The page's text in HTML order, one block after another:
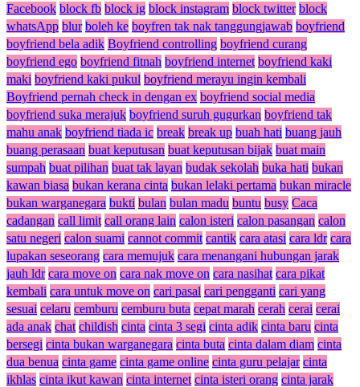
Facebook block fb block ig block instagram block twitter block
whatsApp blur boleh ke boyfren tak nak tanggungjawab boyfriend
boyfriend bela adik Boyfriend controlling boyfriend curang
boyfriend ego boyfriend fitnah boyfriend internet boyfriend kaki
maki boyfriend kaki pukul boyfriend merayu ingin kembali
Boyfriend pernah check in dengan ex boyfriend social media
boyfriend suka merajuk boyfriend suruh gugurkan boyfriend tak
mahu anak boyfriend tiada ic break break up buah hati buang jauh
buang perasaan buat keputusan buat keputusan bijak buat main
sumpah buat pilihan buat tak layan budak sekolah buka hati bukan
kawan biasa bukan kerana cinta bukan lelaki pertama bukan miracle
bukan warganegara bukti bulan bulan madu buntu busy Caca
cadangan call limit call orang lain calon isteri calon pasangan calon
satu negeri calon suami cannot commit cantik cara atasi cara ldr cara
lupakan seseorang cara memujuk cara menangani hubungan jarak
jauh ldr cara move on cara nak move on cara nasihat cara pikat
kembali cara untuk move on cari pasal cari pengganti cari yang
sesuai celaru cemburu cemburu buta cepat marah cerah cerai cerai
ada anak chat childish cinta cinta 3 segi cinta adik cinta baru cinta
bersegi cinta bukan warganegara cinta buta cinta dalam diam cinta
dua benua cinta game cinta game online cinta guru pelajar cinta
ikhlas cinta ikut kawan cinta internet cinta isteri orang cinta jarak